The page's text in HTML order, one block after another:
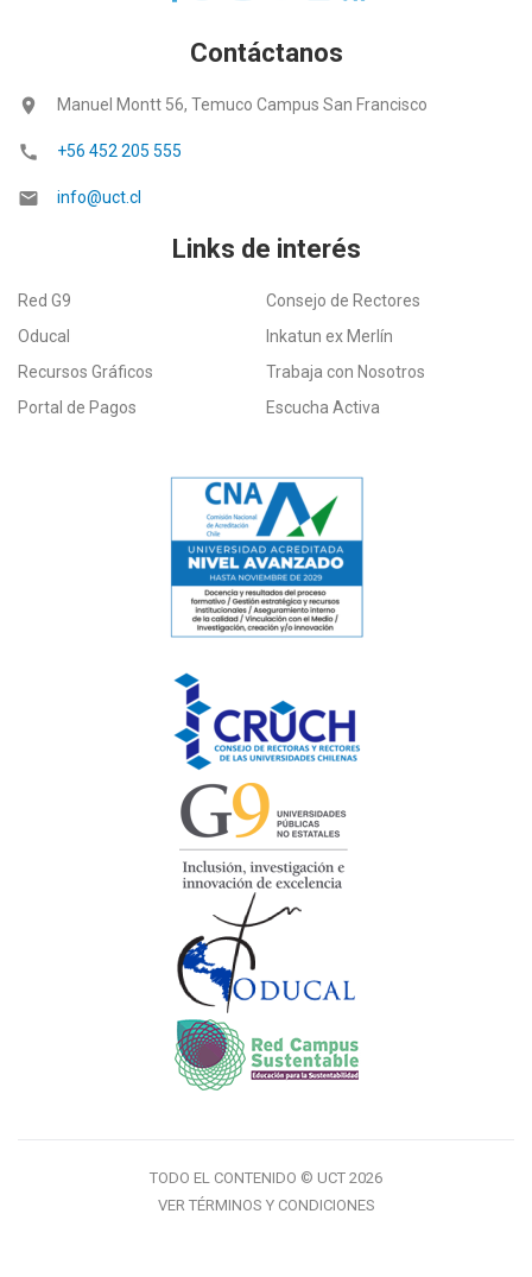
Contáctanos
location_on Manuel Montt 56, Temuco Campus San Francisco
call +56 452 205 555
email info@uct.cl
Links de interés
Red G9
Consejo de Rectores
Oducal
Inkatun ex Merlín
Recursos Gráficos
Trabaja con Nosotros
Portal de Pagos
Escucha Activa
TODO EL CONTENIDO © UCT 2026
VER TÉRMINOS Y CONDICIONES